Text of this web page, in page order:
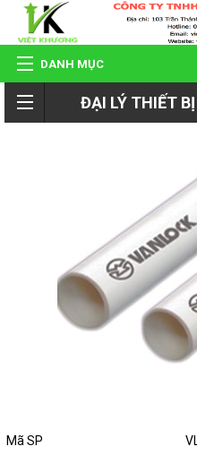
DANH MỤC
TRANG CHỦ
HỆ THỐNG ĐẠI LÝ
ĐẠI LÝ THIẾT
ROMAN
Mã SP